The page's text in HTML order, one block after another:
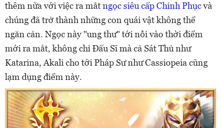
thêm nữa với việc ra mắtngọc siêu cấp Chinh Phụcvà
chúng đã trở thành những con quái vật không thể
ngăn cản. Ngọc này "ung thư" tới nỗi vào thời điểm
mới ra mắt, không chỉ Đấu Sĩ mà cả Sát Thủ như
Katarina, Akali cho tới Pháp Sư như Cassiopeia cũng
lạm dụng điểm này.